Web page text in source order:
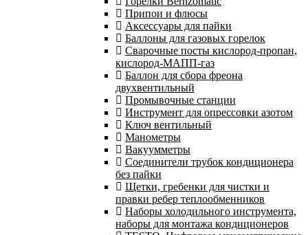
Припои и флюсы
Аксессуары для пайки
Баллоны для газовых горелок
Сварочные посты кислород-пропан,
кислород-МАПП-газ
Баллон для сбора фреона
двухвентильный
Промывочные станции
Инструмент для опрессовки азотом
Ключ вентильный
Манометры
Вакуумметры
Соединители трубок кондиционера
без пайки
Щетки, гребенки для чистки и
правки ребер теплообменников
Наборы холодильного инструмента,
наборы для монтажа кондиционеров